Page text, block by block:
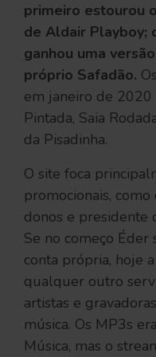
primeiro estourou
de Aldair Playboy;
ganhou uma
próprio Safadão.
em janeiro de 2020
Pintada, Saia
da Pisadinha.
O site foca
promocionais,
donos e presidente
Se no começo
conta própria, hoje
qualquer outro
artistas e
música. Os MP3s
Música, mas o